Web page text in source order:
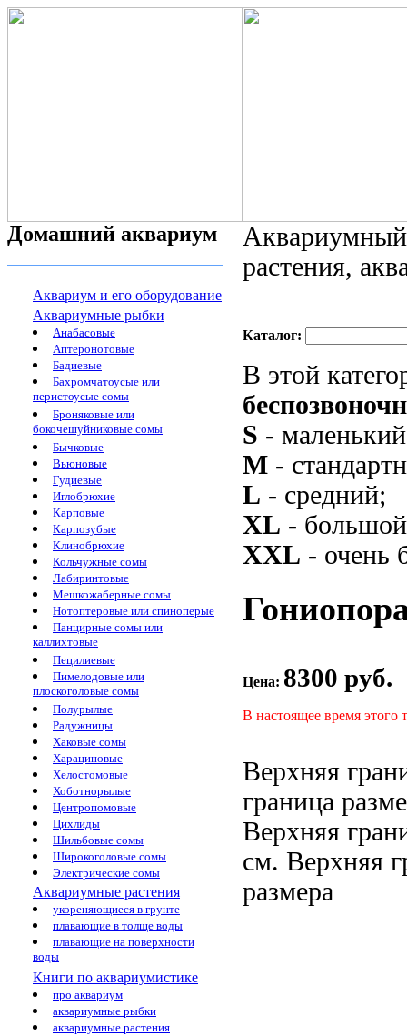
Домашний аквариум
Аквариум и его оборудование
Аквариумные рыбки
Анабасовые
Аптеронотовые
Бадиевые
Бахромчатоусые или
перистоусые сомы
Броняковые или
бокочешуйниковые сомы
Бычковые
Вьюновые
Гудиевые
Иглобрюхие
Карповые
Карпозубые
Клинобрюхие
Кольчужные сомы
Лабиринтовые
Мешкожаберные сомы
Нотоптеровые или спиноперые
Панцирные сомы или
каллихтовые
Пецилиевые
Пимелодовые или
плоскоголовые сомы
Полурылые
Радужницы
Хаковые сомы
Харациновые
Хелостомовые
Хоботнорылые
Центропомовые
Цихлиды
Шильбовые сомы
Широкоголовые сомы
Электрические сомы
Аквариумные растения
укореняющиеся в грунте
плавающие в толще воды
плавающие на поверхности
воды
Книги по аквариумистике
про аквариум
аквариумные рыбки
аквариумные растения
растения,
Каталог:
В этой
S -
M -
L - средний;
XL -
XXL - очень
Цена: 8300 руб.
В настоящее время этого
Верхняя
граница
Верхняя
см. Верхняя
размера